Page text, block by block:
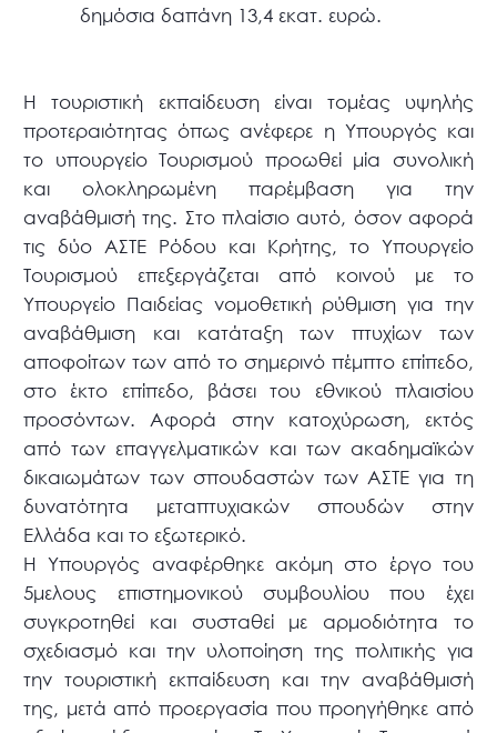
δημόσια δαπάνη 13,4 εκατ. ευρώ.
Η τουριστική εκπαίδευση είναι τομέας υψηλής
προτεραιότητας όπως ανέφερε η Υπουργός και
το υπουργείο Τουρισμού προωθεί μία συνολική
και ολοκληρωμένη παρέμβαση για την
αναβάθμισή της. Στο πλαίσιο αυτό, όσον αφορά
τις δύο ΑΣΤΕ Ρόδου και Κρήτης, το Υπουργείο
Τουρισμού επεξεργάζεται από κοινού με το
Υπουργείο Παιδείας νομοθετική ρύθμιση για την
αναβάθμιση και κατάταξη των πτυχίων των
αποφοίτων των από το σημερινό πέμπτο επίπεδο,
στο έκτο επίπεδο, βάσει του εθνικού πλαισίου
προσόντων. Αφορά στην κατοχύρωση, εκτός
από των επαγγελματικών και των ακαδημαϊκών
δικαιωμάτων των σπουδαστών των ΑΣΤΕ για τη
δυνατότητα μεταπτυχιακών σπουδών στην
Ελλάδα και το εξωτερικό.
Η Υπουργός αναφέρθηκε ακόμη στο έργο του
5μελους επιστημονικού συμβουλίου που έχει
συγκροτηθεί και συσταθεί με αρμοδιότητα το
σχεδιασμό και την υλοποίηση της πολιτικής για
την τουριστική εκπαίδευση και την αναβάθμισή
της, μετά από προεργασία που προηγήθηκε από